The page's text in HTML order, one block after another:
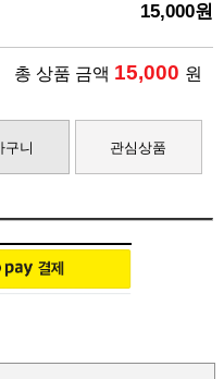
15,000원
총 상품 금액 15,000 원
구니 관심상품